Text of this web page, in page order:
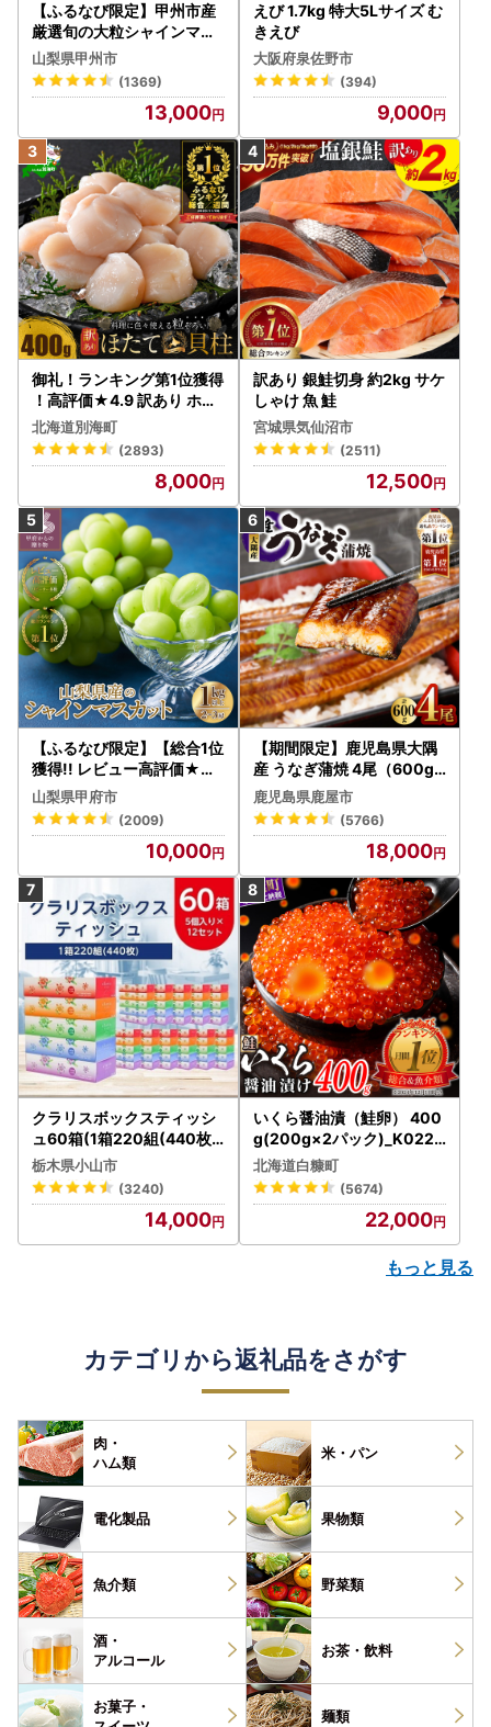
【ふるなび限定】甲州市産
厳選旬の大粒シャインマス
カット 約1.3kg 2～3房【2
026年発送】（MG）B12-
472 FN-Limited-VO シャ
インマスカット フルーツ
山梨県甲州市
(1369)
13,000
えび 1.7kg 特大5Lサイズ む
きえび
大阪府泉佐野市
(394)
9,000
御礼！ランキング第1位獲得
！高評価★4.9 訳あり ホタ
テ 400g（ほたて 帆立 貝柱
冷凍 ）
北海道別海町
(2893)
8,000
訳あり 銀鮭切身 約2kg サケ
しゃけ 魚 鮭
宮城県気仙沼市
(2511)
12,500
【ふるなび限定】【総合1位
獲得!! レビュー高評価★】
〈2026年度配送分〉山梨
県産 シャインマスカット 2
～3房（1.0kg以上）シャイ
ン フルーツ FN-Limited-S
P
山梨県甲府市
(2009)
10,000
【期間限定】鹿児島県大隅
産 うなぎ蒲焼 4尾（600g
） KN007-004-04-cp18
うなぎ 鰻 魚 惣菜 総菜
鹿児島県鹿屋市
(5766)
18,000
クラリスボックスティッシ
ュ60箱(1箱220組(440枚))
(5個入り×12セット)【配送
不可地域：離島・沖縄県】
【1256759】
栃木県小山市
(3240)
14,000
いくら醤油漬（鮭卵） 400
g(200g×2パック)_K022-
1676
北海道白糠町
(5674)
22,000
もっと見る
カテゴリから返礼品をさがす
肉・
ハム類
米・パン
電化製品 果物類
魚介類 野菜類
酒・
アルコール
お茶・ 飲料
お菓子・
麺類